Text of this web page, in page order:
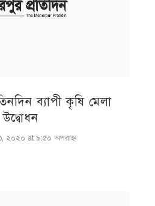
ব্যাপী কৃষি মেলা
উদ্বোধন
২০২০ at ৯:৫০ অপরাহ্ণ